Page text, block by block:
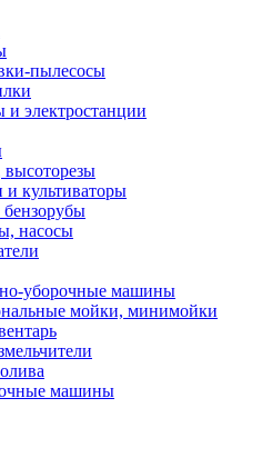
пылесосы
и электростанции
высоторезы
культиваторы
насосы
уборочные машины
мойки, минимойки
машины